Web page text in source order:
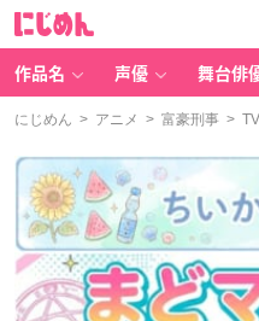
作品名 声優 舞台俳
にじめん > アニメ > 富豪刑事 >